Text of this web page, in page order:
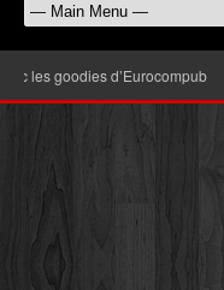
les goodies d’Eurocompub